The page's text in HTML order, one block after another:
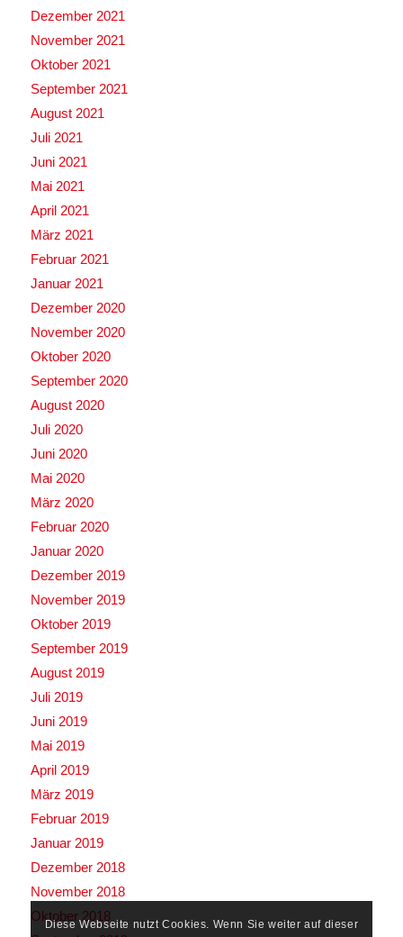
Dezember 2021
November 2021
Oktober 2021
September 2021
August 2021
Juli 2021
Juni 2021
Mai 2021
April 2021
März 2021
Februar 2021
Januar 2021
Dezember 2020
November 2020
Oktober 2020
September 2020
August 2020
Juli 2020
Juni 2020
Mai 2020
März 2020
Februar 2020
Januar 2020
Dezember 2019
November 2019
Oktober 2019
September 2019
August 2019
Juli 2019
Juni 2019
Mai 2019
April 2019
März 2019
Februar 2019
Januar 2019
Dezember 2018
November 2018
Oktober 2018
Diese Webseite nutzt Cookies. Wenn Sie weiter auf dieser